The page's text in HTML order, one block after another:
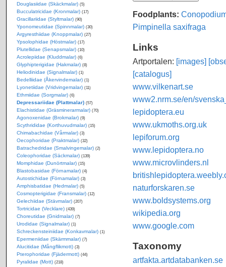
Foodplants:
Pimpinella saxifraga
Links
Artportalen: [images]
[catalogus]
www.vilkenart.se
www2.nrm.se/en/
lepidoptera.eu
www.ukmoths.org.uk
lepiforum.org
www.lepidoptera.no
www.microvlinders.nl
naturforskaren.se
www.boldsystems.org
wikipedia.org
www.google.com
Taxonomy
artfakta.artdatabanken.se
Douglasiidae (Skäckmalar) (5)
Bucculatricidae (Kronmalar) (17)
Gracillariidae (Styltmalar) (90)
Yponomeutidae (Spinnmalar) (30)
Argyresthiidae (Knoppmalar) (27)
Ypsolophidae (Höstmalar) (17)
Plutellidae (Senapsmalar) (10)
Acrolepiidae (Kluddmalar) (6)
Glyphipterigidae (Hakmalar) (8)
Heliodinidae (Signalmalar) (1)
Bedelliidae (Åkervindemalar) (1)
Lyonetiidae (Vridvingemalar) (11)
Ethmiidae (Sorgmalar) (6)
Depressariidae (Plattmalar) (57)
Elachistidae (Gräsminerarmalar) (70)
Agonoxenidae (Brokmalar) (9)
Scythrididae (Korthuvudmalar) (15)
Chimabachidae (Vårmalar) (3)
Oecophoridae (Praktmalar) (32)
Batrachedridae (Smalvingemalar) (2)
Coleophoridae (Säckmalar) (139)
Momphidae (Dunörtmalar) (15)
Blastobasidae (Förnamalar) (4)
Autostichidae (Förnamalar) (3)
Amphisbatidae (Hedmalar) (5)
Cosmopterigidae (Fransmalar) (12)
Gelechiidae (Stävmalar) (207)
Tortricidae (Vecklare) (439)
Choreutidae (Gnidmalar) (7)
Urodidae (Signalmalar) (1)
Schreckensteiniidae (Konkavmalar) (1)
Epermeniidae (Skärmmalar) (7)
Alucitidae (Mångflikmott) (3)
Pterophoridae (Fjädermott) (44)
Pyralidae (Mott) (218)